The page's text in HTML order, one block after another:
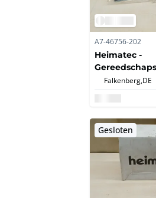
A7-46756-202
Heimatec -
inzethouder -
(Whistle-
Falkenberg,DE
Gesloten